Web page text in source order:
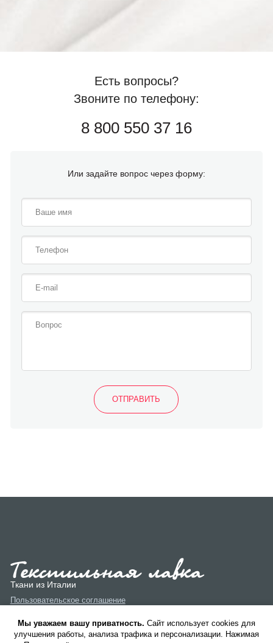
Есть вопросы?
Звоните по телефону:
8 800 550 37 16
Или задайте вопрос через форму:
Ткани из Италии
Пользовательское соглашение
Политика конфиденциальности
Мы уважаем вашу приватность. Cайт использует cookies для
улучшения работы, анализа трафика и персонализации. Нажимая